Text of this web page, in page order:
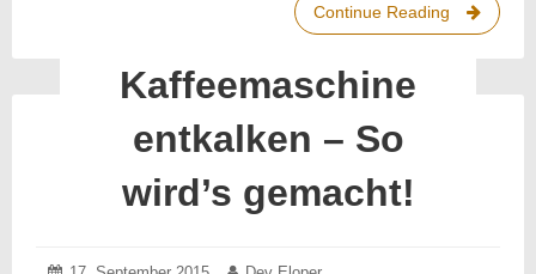
Continue Reading
Keinen
Streit
Kaffeemaschine
entkalken – So
wird’s gemacht!